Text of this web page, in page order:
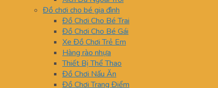
Đồ chơi cho bé gia đình
Đồ Chơi Cho Bé Trai
Đồ Chơi Cho Bé Gái
Xe Đồ Chơi Trẻ Em
Hàng rào nhựa
Thiết Bị Thể Thao
Đồ Chơi Nấu Ăn
Đồ Chơi Trang Điểm